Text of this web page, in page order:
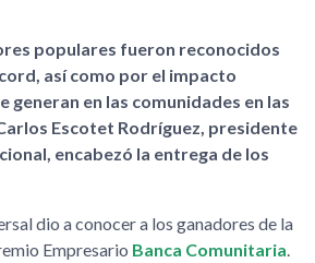
populares fueron reconocidos
así como por el impacto
generan en las comunidades en las
Escotet Rodríguez, presidente
encabezó la entrega de los
dio a conocer a los ganadores de la
Empresario Banca Comunitaria